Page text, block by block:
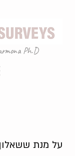
Ph.D
על מנת